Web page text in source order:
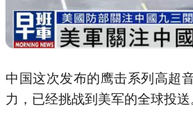
中国这次发布的鹰击系列高超
力，已经挑战到美军的全球投送